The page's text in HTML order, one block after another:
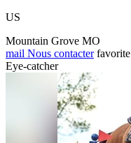
US
Mountain Grove MO
mail Nous contacter favorite
Eye-catcher